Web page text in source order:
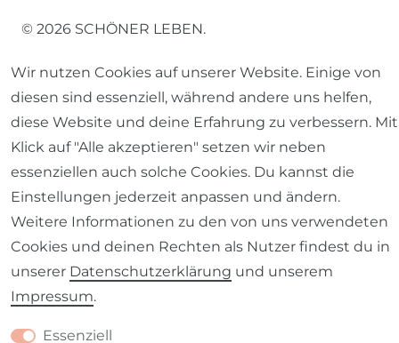
© 2026 SCHÖNER LEBEN.
Impressum Daten­schutz­erklärung
Barrierefreiheitserklärung Widerrufs­recht
Wir nutzen Cookies auf unserer Website. Einige von
diesen sind essenziell, während andere uns helfen,
diese Website und deine Erfahrung zu verbessern. Mit
Klick auf "Alle akzeptieren" setzen wir neben
essenziellen auch solche Cookies. Du kannst die
Einstellungen jederzeit anpassen und ändern.
Weitere Informationen zu den von uns verwendeten
Cookies und deinen Rechten als Nutzer findest du in
unserer Daten­schutz­erklärung und unserem
Impressum.
Essenziell